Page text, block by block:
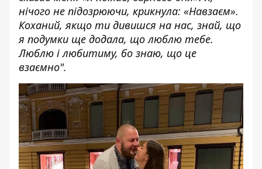
нічого не підозрюючи, крикнула: «Навзаєм».
Коханий, якщо ти дивишся на нас, знай, що
я подумки ще додала, що люблю тебе.
Люблю і любитиму, бо знаю, що це
взаємно".